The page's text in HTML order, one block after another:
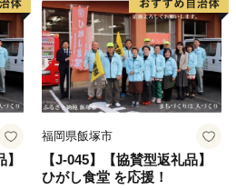
ありがたく、大きな力をいただ
らは陸前高田が元気な姿と感謝
。
て、私たちの想いが全国に、そ
ますように。
福岡県飯塚市
【J-045】【協賛型返礼品】
ひがし食堂 を応援！